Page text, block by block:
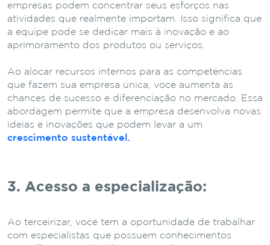
empresas podem concentrar seus esforços nas
atividades que realmente importam. Isso significa que
a equipe pode se dedicar mais à inovação e ao
aprimoramento dos produtos ou serviços.
Ao alocar recursos internos para as competências
que fazem sua empresa única, você aumenta as
chances de sucesso e diferenciação no mercado. Essa
abordagem permite que a empresa desenvolva novas
ideias e inovações que podem levar a um
crescimento sustentável.
3. Acesso a especialização:
Ao terceirizar, você tem a oportunidade de trabalhar
com especialistas que possuem conhecimentos